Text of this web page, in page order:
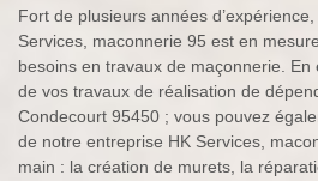
Fort de plusieurs années
Services, maconnerie 95 est en
besoins en travaux de maçonnerie. En
de vos travaux de réalisation de
Condecourt 95450 ; vous pouvez
de notre entreprise HK Services,
main : la création de murets, la